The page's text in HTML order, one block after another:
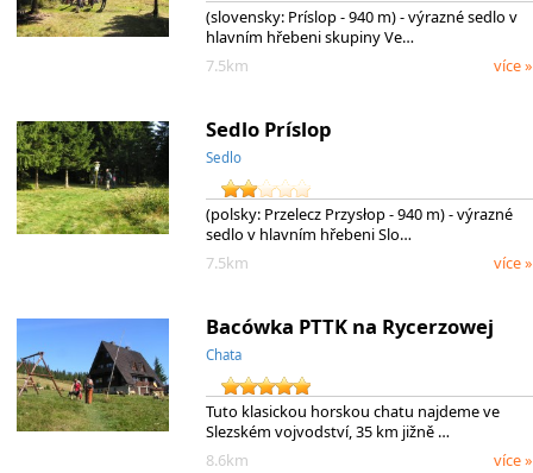
(slovensky: Príslop - 940 m) - výrazné sedlo v
hlavním hřebeni skupiny Ve…
7.5km
více »
Sedlo Príslop
Sedlo
(polsky: Przelecz Przysłop - 940 m) - výrazné
sedlo v hlavním hřebeni Slo…
7.5km
více »
Bacówka PTTK na Rycerzowej
Chata
Tuto klasickou horskou chatu najdeme ve
Slezském vojvodství, 35 km jižně …
8.6km
více »